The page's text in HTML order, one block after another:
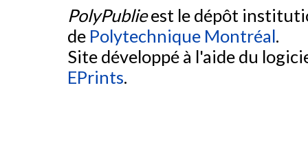
PolyPublieest le dépôt
de Polytechnique Montréal.
Site développé à l'aide du
EPrints.